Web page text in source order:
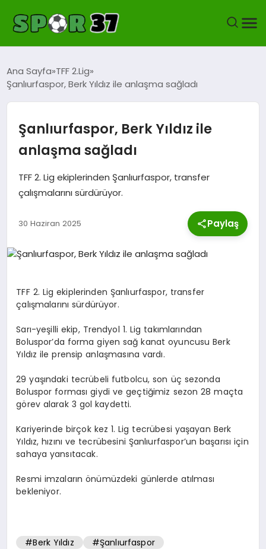
YEREL FUTBOL
BASKETBOL
VOLEYBOL
Ana Sayfa TFF 2.Lig
Şanlıurfaspor, Berk Yıldız ile anlaşma sağladı
Şanlıurfaspor, Berk Yıldız ile
anlaşma sağladı
TFF 2. Lig ekiplerinden Şanlıurfaspor, transfer
çalışmalarını sürdürüyor.
30 Haziran 2025 Paylaş
TFF 2. Lig ekiplerinden Şanlıurfaspor, transfer
çalışmalarını sürdürüyor.
Sarı-yeşilli ekip, Trendyol 1. Lig takımlarından
Boluspor’da forma giyen sağ kanat oyuncusu Berk
Yıldız ile prensip anlaşmasına vardı.
29 yaşındaki tecrübeli futbolcu, son üç sezonda
Boluspor forması giydi ve geçtiğimiz sezon 28 maçta
görev alarak 3 gol kaydetti.
Kariyerinde birçok kez 1. Lig tecrübesi yaşayan Berk
Yıldız, hızını ve tecrübesini Şanlıurfaspor’un başarısı için
sahaya yansıtacak.
Resmi imzaların önümüzdeki günlerde atılması
bekleniyor.
#Berk Yıldız #Şanlıurfaspor